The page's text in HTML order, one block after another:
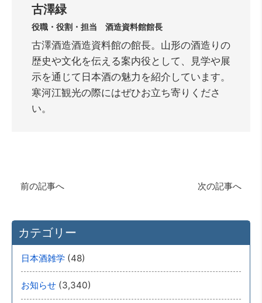
古澤緑
役職・役割・担当 酒造資料館館長
古澤酒造酒造資料館の館長。山形の酒造りの
歴史や文化を伝える案内役として、見学や展
示を通じて日本酒の魅力を紹介しています。
寒河江観光の際にはぜひお立ち寄りくださ
い。
前の記事へ 次の記事へ
カテゴリー
日本酒雑学 (48)
お知らせ (3,340)